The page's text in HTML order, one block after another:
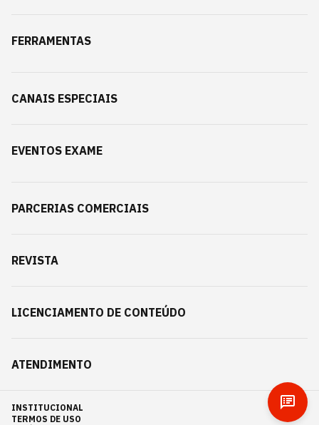
FERRAMENTAS
CANAIS ESPECIAIS
EVENTOS EXAME
PARCERIAS COMERCIAIS
REVISTA
LICENCIAMENTO DE CONTEÚDO
ATENDIMENTO
INSTITUCIONAL
TERMOS DE USO